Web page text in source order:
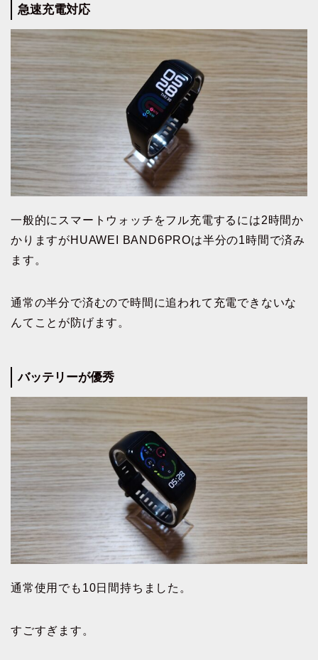
急速充電対応
一般的にスマートウォッチをフル充電するには2時間か
かりますがHUAWEI BAND6PROは半分の1時間で済み
ます。
通常の半分で済むので時間に追われて充電できないな
んてことが防げます。
バッテリーが優秀
通常使用でも10日間持ちました。
すごすぎます。